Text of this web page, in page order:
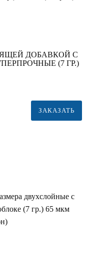
ДОБАВКОЙ С
(7 ГР.)
ЗАКАЗАТЬ